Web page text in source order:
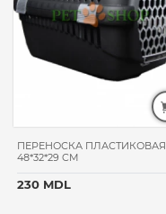
для
средних
пород
для
ВОЗРАСТ
ПИТОМЦА
взрослые
ПЕРЕНОСКА ПЛАСТИКОВАЯ
48*32*29 CM
230 MDL